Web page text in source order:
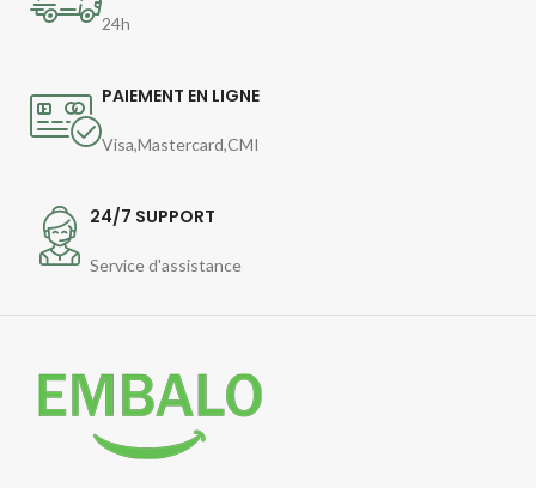
24h
PAIEMENT EN LIGNE
Visa,Mastercard,CMI
24/7 SUPPORT
Service d'assistance